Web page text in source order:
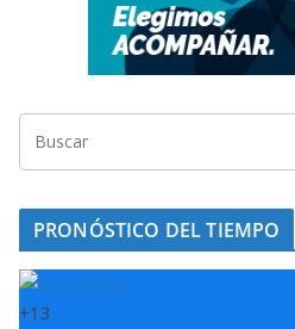
PRONÓSTICO DEL TIEMPO
+13